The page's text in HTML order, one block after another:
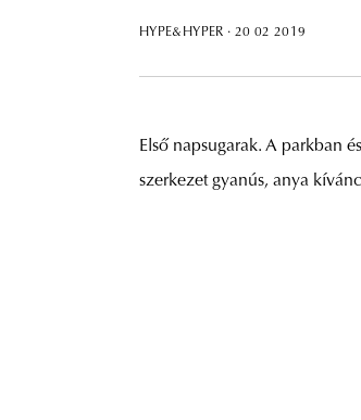
HYPE&HYPER · 20 02 2019
Első napsugarak. A parkban
szerkezet gyanús, anya